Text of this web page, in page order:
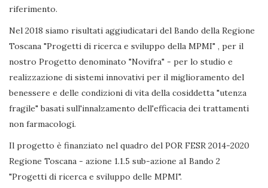
riferimento.
Nel 2018 siamo risultati aggiudicatari del Bando della Regione
Toscana "Progetti di ricerca e sviluppo della MPMI" , per il
nostro Progetto denominato "Novifra" - per lo studio e
realizzazione di sistemi innovativi per il miglioramento del
benessere e delle condizioni di vita della cosiddetta "utenza
fragile" basati sull'innalzamento dell'efficacia dei trattamenti
non farmacologi.
Il progetto è finanziato nel quadro del POR FESR 2014-2020
Regione Toscana - azione 1.1.5 sub-azione a1 Bando 2
"Progetti di ricerca e sviluppo delle MPMI".